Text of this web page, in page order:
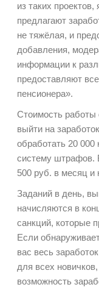
из таких
предлагают
не тяжёлая, и
добавления,
информации к
предоставляют
пенсионера».
Стоимость
выйти на
обработать 20 000
систему штрафов.
500 руб. в месяц и
Заданий в день,
начисляются в
санкций, которые
Если
вас весь
для всех
возможность